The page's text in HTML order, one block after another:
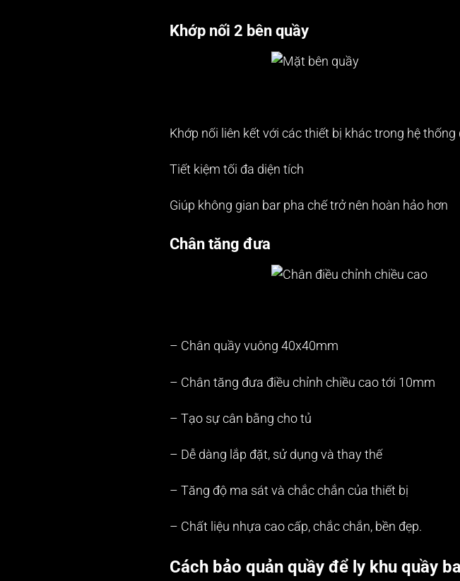
Khớp nối 2 bên quầy
Khớp nối liên kết với các thiết bị khác trong hệ thống
Tiết kiệm tối đa diện tích
Giúp không gian bar pha chế trở nên hoàn hảo hơn
Chân tăng đưa
– Chân quầy vuông 40x40mm
– Chân tăng đưa điều chỉnh chiều cao tới 10mm
– Tạo sự cân bằng cho tủ
– Dễ dàng lắp đặt, sử dụng và thay thế
– Tăng độ ma sát và chắc chắn của thiết bị
– Chất liệu nhựa cao cấp, chắc chắn, bền đẹp.
Cách bảo quản quầy để ly khu quầy